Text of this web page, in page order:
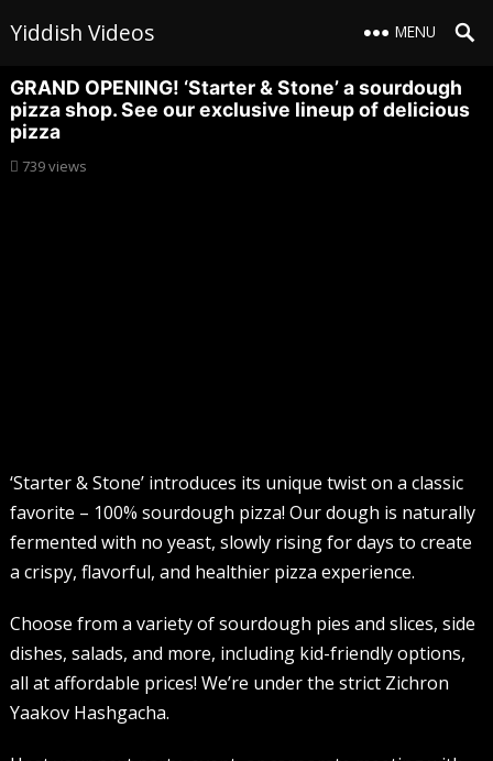
Yiddish Videos MENU
GRAND OPENING! ‘Starter & Stone’ a sourdough
pizza shop. See our exclusive lineup of delicious
pizza
739views
‘Starter & Stone’ introduces its unique twist on a classic
favorite – 100% sourdough pizza! Our dough is naturally
fermented with no yeast, slowly rising for days to create
a crispy, flavorful, and healthier pizza experience.
Choose from a variety of sourdough pies and slices, side
dishes, salads, and more, including kid-friendly options,
all at affordable prices! We’re under the strict Zichron
Yaakov Hashgacha.